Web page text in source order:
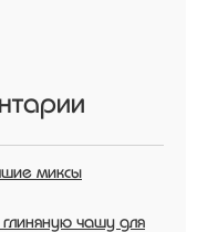
миксы
чашу для